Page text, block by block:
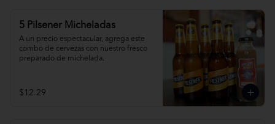
5 Pilsener Micheladas
A un precio espectacular, agrega este
combo de cervezas con nuestro fresco
preparado de michelada.
$12.29